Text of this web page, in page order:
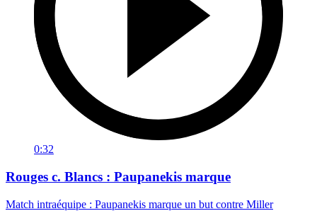
0:32
Rouges c. Blancs : Paupanekis marque
Match intraéquipe : Paupanekis marque un but contre Miller